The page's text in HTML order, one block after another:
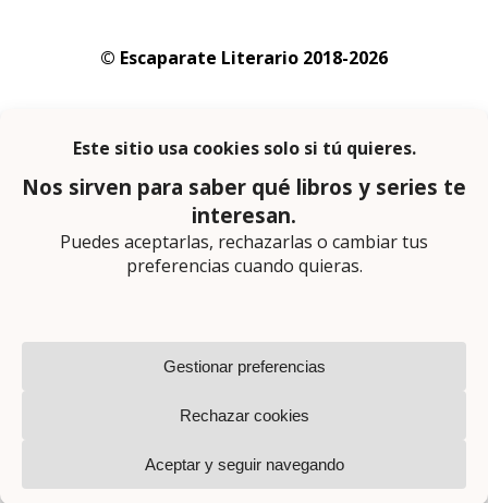
© Escaparate Literario 2018-2026
privacidad
En calidad de afiliado de Amazon obtengo
ingresos por las compras adscritas que